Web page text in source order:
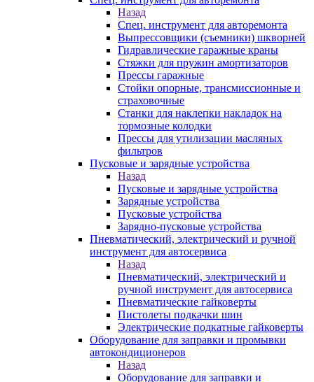
Назад
Спец. инструмент для авторемонта
Выпрессовщики (съемники) шкворней
Гидравлические гаражные краны
Стяжки для пружин амортизаторов
Прессы гаражные
Стойки опорные, трансмиссионные и
страховочные
Станки для наклепки накладок на
тормозные колодки
Прессы для утилизации масляных
фильтров
Пусковые и зарядные устройства
Назад
Пусковые и зарядные устройства
Зарядные устройства
Пусковые устройства
Зарядно-пусковые устройства
Пневматический, электрический и ручной
инструмент для автосервиса
Назад
Пневматический, электрический и
ручной инструмент для автосервиса
Пневматические гайковерты
Пистолеты подкачки шин
Электрические подкатные гайковерты
Оборудование для заправки и промывки
автокондиционеров
Назад
Оборудование для заправки и